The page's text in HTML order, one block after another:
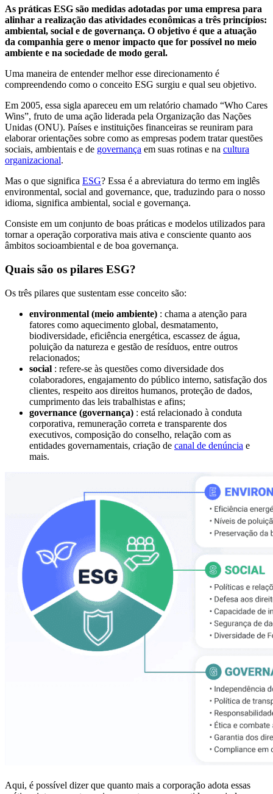
As práticas ESG são medidas adotadas por uma empresa para
alinhar a realização das atividades econômicas a três princípios:
ambiental, social e de governança. O objetivo é que a atuação
da companhia gere o menor impacto que for possível no meio
ambiente e na sociedade de modo geral.
Uma maneira de entender melhor esse direcionamento é
compreendendo como o conceito ESG surgiu e qual seu objetivo.
Em 2005, essa sigla apareceu em um relatório chamado “Who Cares
Wins”, fruto de uma ação liderada pela Organização das Nações
Unidas (ONU). Países e instituições financeiras se reuniram para
elaborar orientações sobre como as empresas podem tratar questões
sociais, ambientais e de governança em suas rotinas e na cultura
organizacional.
Mas o que significa ESG? Essa é a abreviatura do termo em inglês
environmental, social and governance, que, traduzindo para o nosso
idioma, significa ambiental, social e governança.
Consiste em um conjunto de boas práticas e modelos utilizados para
tornar a operação corporativa mais ativa e consciente quanto aos
âmbitos socioambiental e de boa governança.
Quais são os pilares ESG?
Os três pilares que sustentam esse conceito são:
environmental (meio ambiente) : chama a atenção para
fatores como aquecimento global, desmatamento,
biodiversidade, eficiência energética, escassez de água,
poluição da natureza e gestão de resíduos, entre outros
relacionados;
social : refere-se às questões como diversidade dos
colaboradores, engajamento do público interno, satisfação dos
clientes, respeito aos direitos humanos, proteção de dados,
cumprimento das leis trabalhistas e afins;
governance (governança) : está relacionado à conduta
corporativa, remuneração correta e transparente dos
executivos, composição do conselho, relação com as
entidades governamentais, criação de canal de denúncia e
mais.
Aqui, é possível dizer que quanto mais a corporação adota essas